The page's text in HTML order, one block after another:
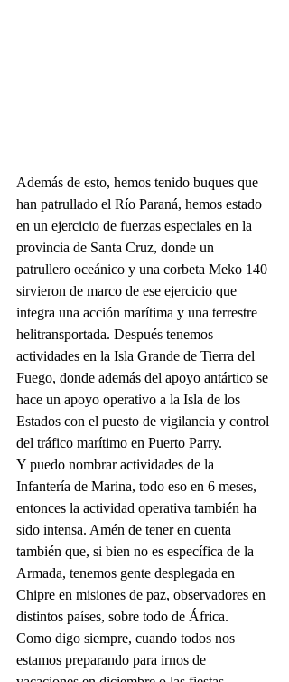
Además de esto, hemos tenido buques que
han patrullado el Río Paraná, hemos estado
en un ejercicio de fuerzas especiales en la
provincia de Santa Cruz, donde un
patrullero oceánico y una corbeta Meko 140
sirvieron de marco de ese ejercicio que
integra una acción marítima y una terrestre
helitransportada. Después tenemos
actividades en la Isla Grande de Tierra del
Fuego, donde además del apoyo antártico se
hace un apoyo operativo a la Isla de los
Estados con el puesto de vigilancia y control
del tráfico marítimo en Puerto Parry.
Y puedo nombrar actividades de la
Infantería de Marina, todo eso en 6 meses,
entonces la actividad operativa también ha
sido intensa. Amén de tener en cuenta
también que, si bien no es específica de la
Armada, tenemos gente desplegada en
Chipre en misiones de paz, observadores en
distintos países, sobre todo de África.
Como digo siempre, cuando todos nos
estamos preparando para irnos de